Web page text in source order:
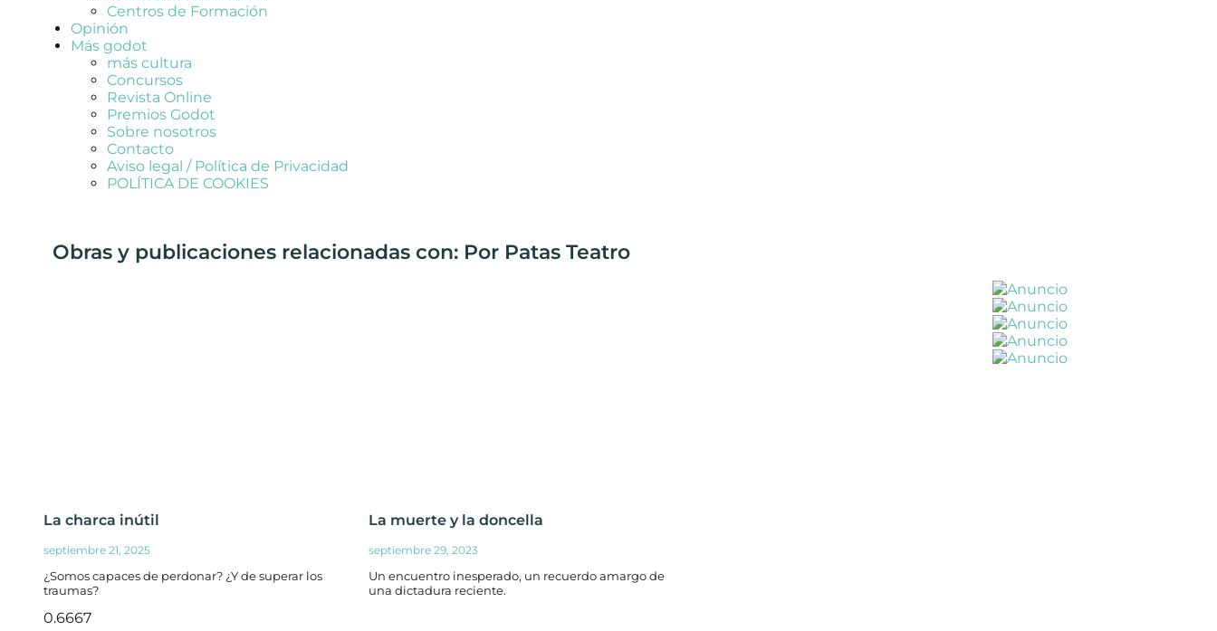
Centros de Formación
Opinión
Más godot
más cultura
Concursos
Revista Online
Premios Godot
Sobre nosotros
Contacto
Aviso legal / Política de Privacidad
POLÍTICA DE COOKIES
Obras y publicaciones relacionadas con: Por Patas Teatro
La charca inútil
septiembre 21, 2025
¿Somos capaces de perdonar? ¿Y de superar los
traumas?
La muerte y la doncella
septiembre 29, 2023
Un encuentro inesperado, un recuerdo amargo de
una dictadura reciente.